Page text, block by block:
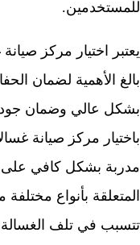
للمستخدمين.
يعتبر اختيار مركز
بالغ الأهمية لضمان
بشكل عالي وضمان
باختيار مركز صيانة
مدربة بشكل كافي على
المتعلقة بأنواع
تتسبب في تلف الغسالة